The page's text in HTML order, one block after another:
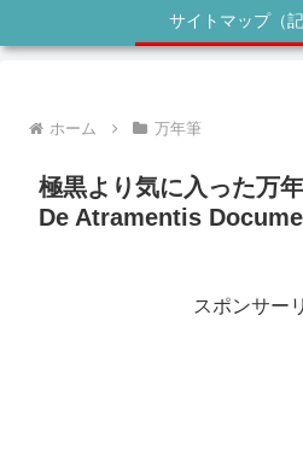
サイトマップ（記
ホーム 万年筆
極黒より気に入った万
De Atramentis
スポンサー